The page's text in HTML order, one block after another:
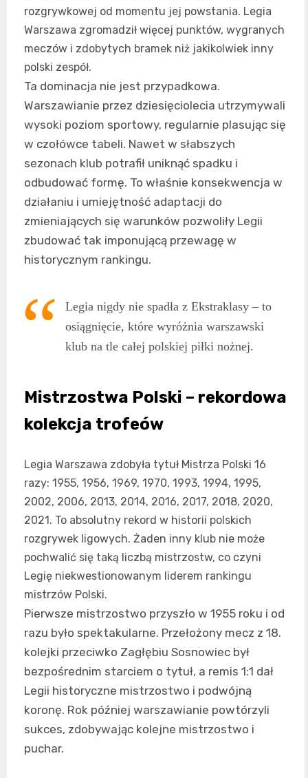
rozgrywkowej od momentu jej powstania. Legia
Warszawa zgromadził więcej punktów, wygranych
meczów i zdobytych bramek niż jakikolwiek inny
polski zespół.
Ta dominacja nie jest przypadkowa.
Warszawianie przez dziesięciolecia utrzymywali
wysoki poziom sportowy, regularnie plasując się
w czołówce tabeli. Nawet w słabszych
sezonach klub potrafił uniknąć spadku i
odbudować formę. To właśnie konsekwencja w
działaniu i umiejętność adaptacji do
zmieniających się warunków pozwoliły Legii
zbudować tak imponującą przewagę w
historycznym rankingu.
Legia nigdy nie spadła z Ekstraklasy – to
osiągnięcie, które wyróżnia warszawski
klub na tle całej polskiej piłki nożnej.
Mistrzostwa Polski – rekordowa
kolekcja trofeów
Legia Warszawa zdobyła tytuł Mistrza Polski 16
razy: 1955, 1956, 1969, 1970, 1993, 1994, 1995,
2002, 2006, 2013, 2014, 2016, 2017, 2018, 2020,
2021. To absolutny rekord w historii polskich
rozgrywek ligowych. Żaden inny klub nie może
pochwalić się taką liczbą mistrzostw, co czyni
Legię niekwestionowanym liderem rankingu
mistrzów Polski.
Pierwsze mistrzostwo przyszło w 1955 roku i od
razu było spektakularne. Przełożony mecz z 18.
kolejki przeciwko Zagłębiu Sosnowiec był
bezpośrednim starciem o tytuł, a remis 1:1 dał
Legii historyczne mistrzostwo i podwójną
koronę. Rok później warszawianie powtórzyli
sukces, zdobywając kolejne mistrzostwo i
puchar.